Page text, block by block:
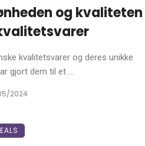
og
kvalitetsvarer og deres unikke
gjort dem til et ...
2024